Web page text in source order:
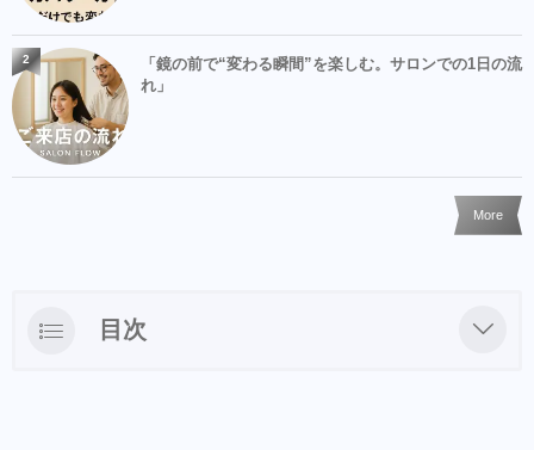
「鏡の前で“変わる瞬間”を楽しむ。サロンでの1日の流
れ」
2
More
目次